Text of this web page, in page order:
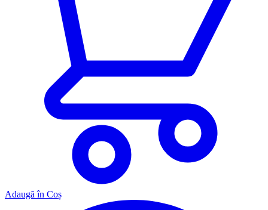
Adaugă în Coș